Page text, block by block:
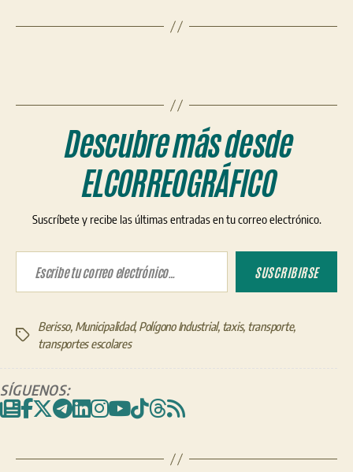
Descubre más desde
ELCORREOGRÁFICO
Suscríbete y recibe las últimas entradas en tu correo electrónico.
Escribe tu correo electrónico…
SUSCRIBIRSE
Etiquetas
Berisso, Municipalidad,Polígono Industrial, taxis, transporte,
transportes escolares
SÍGUENOS: